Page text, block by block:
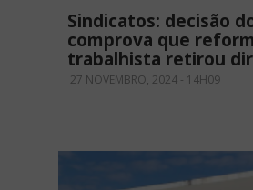
Sindicatos: decisão
comprova que
trabalhista retirou
27 NOVEMBRO, 2024 - 14H09